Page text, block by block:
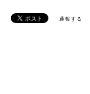
通報する